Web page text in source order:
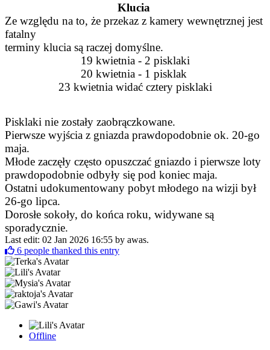
Klucia
Ze względu na to, że przekaz z kamery wewnętrznej jest
fatalny
terminy klucia są raczej domyślne.
19 kwietnia - 2 pisklaki
20 kwietnia - 1 pisklak
23 kwietnia widać cztery pisklaki
Pisklaki nie zostały zaobrączkowane.
Pierwsze wyjścia z gniazda prawdopodobnie ok. 20-go
maja.
Młode zaczęły często opuszczać gniazdo i pierwsze loty
prawdopodobnie odbyły się pod koniec maja.
Ostatni udokumentowany pobyt młodego na wizji był
26-go lipca.
Dorosłe sokoły, do końca roku, widywane są
sporadycznie.
Last edit: 02 Jan 2026 16:55 by awas.
6 people thanked this entry
Offline